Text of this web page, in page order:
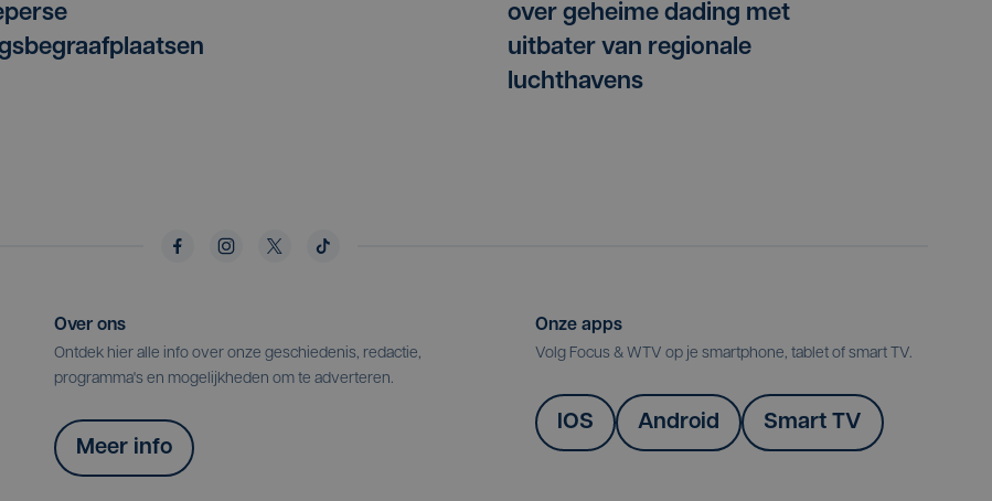
over geheime dading met
uitbater van regionale
luchthavens
Over ons
Ontdek hier alle info over onze geschiedenis, redactie,
programma's en mogelijkheden om te adverteren.
Meer info
Onze apps
Volg Focus & WTV op je smartphone, tablet of smart TV.
IOS Android Smart TV